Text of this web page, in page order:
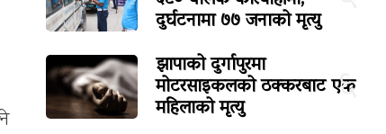
दुर्घटनामा ७७ जनाको मृत्यु
६
झापाको दुर्गापुरमा
मोटरसाइकलको ठक्करबाट एक
महिलाको मृत्यु